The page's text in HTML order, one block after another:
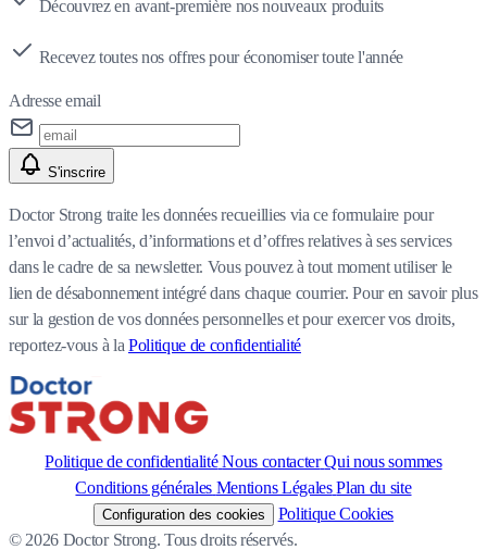
Découvrez en avant-première nos nouveaux produits
Recevez toutes nos offres pour économiser toute l'année
Adresse email
S'inscrire
Doctor Strong traite les données recueillies via ce formulaire pour
l’envoi d’actualités, d’informations et d’offres relatives à ses services
dans le cadre de sa newsletter. Vous pouvez à tout moment utiliser le
lien de désabonnement intégré dans chaque courrier. Pour en savoir plus
sur la gestion de vos données personnelles et pour exercer vos droits,
reportez-vous à la Politique de confidentialité
Politique de confidentialité Nous contacter Qui nous sommes
Conditions générales Mentions Légales Plan du site
Configuration des cookies
Politique Cookies
© 2026 Doctor Strong. Tous droits réservés.